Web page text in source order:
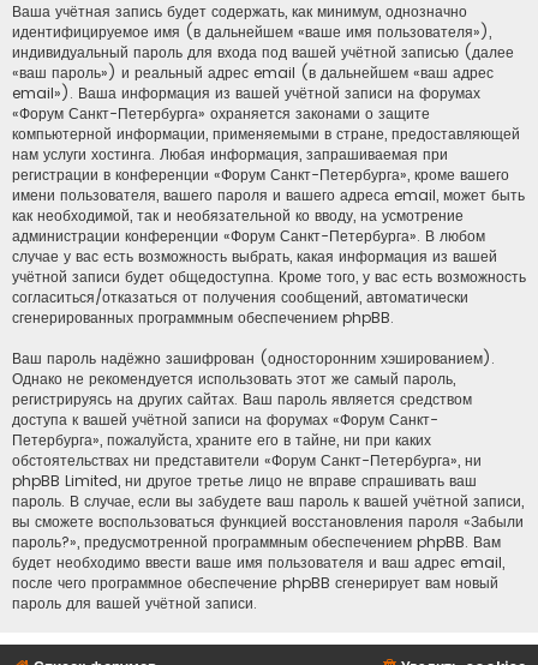
Ваша учётная запись будет содержать, как минимум, однозначно
идентифицируемое имя (в дальнейшем «ваше имя пользователя»),
индивидуальный пароль для входа под вашей учётной записью (далее
«ваш пароль») и реальный адрес email (в дальнейшем «ваш адрес
email»). Ваша информация из вашей учётной записи на форумах
«Форум Санкт-Петербурга» охраняется законами о защите
компьютерной информации, применяемыми в стране, предоставляющей
нам услуги хостинга. Любая информация, запрашиваемая при
регистрации в конференции «Форум Санкт-Петербурга», кроме вашего
имени пользователя, вашего пароля и вашего адреса email, может быть
как необходимой, так и необязательной ко вводу, на усмотрение
администрации конференции «Форум Санкт-Петербурга». В любом
случае у вас есть возможность выбрать, какая информация из вашей
учётной записи будет общедоступна. Кроме того, у вас есть возможность
согласиться/отказаться от получения сообщений, автоматически
сгенерированных программным обеспечением phpBB.
Ваш пароль надёжно зашифрован (односторонним хэшированием).
Однако не рекомендуется использовать этот же самый пароль,
регистрируясь на других сайтах. Ваш пароль является средством
доступа к вашей учётной записи на форумах «Форум Санкт-
Петербурга», пожалуйста, храните его в тайне, ни при каких
обстоятельствах ни представители «Форум Санкт-Петербурга», ни
phpBB Limited, ни другое третье лицо не вправе спрашивать ваш
пароль. В случае, если вы забудете ваш пароль к вашей учётной записи,
вы сможете воспользоваться функцией восстановления пароля «Забыли
пароль?», предусмотренной программным обеспечением phpBB. Вам
будет необходимо ввести ваше имя пользователя и ваш адрес email,
после чего программное обеспечение phpBB сгенерирует вам новый
пароль для вашей учётной записи.